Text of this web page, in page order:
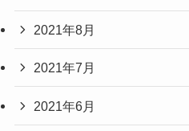
2021年8月
2021年7月
2021年6月